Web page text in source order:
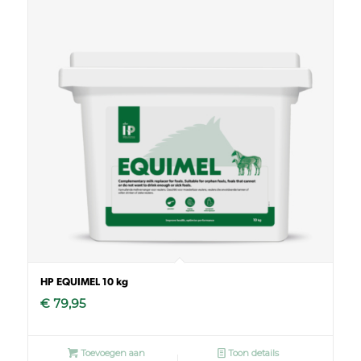
HP EQUIMEL 10 kg
€79,95
Toevoegen aan
Toon details